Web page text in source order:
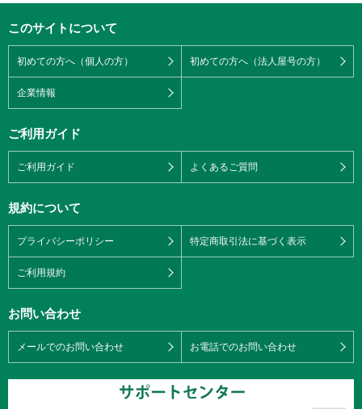
このサイトについて
初めての方へ（個人の方） 初めての方へ（法人屋号の方）
企業情報
ご利用ガイド
ご利用ガイド よくあるご質問
規約について
プライバシーポリシー 特定商取引法に基づく表示
ご利用規約
お問い合わせ
メールでのお問い合わせ お電話でのお問い合わせ